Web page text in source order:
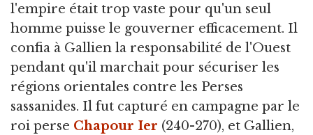
l'empire était trop vaste pour qu'un seul
homme puisse le gouverner efficacement. Il
confia à Gallien la responsabilité de l'Ouest
pendant qu'il marchait pour sécuriser les
régions orientales contre les Perses
sassanides. Il fut capturé en campagne par le
roi perse Chapour Ier (240-270), et Gallien,